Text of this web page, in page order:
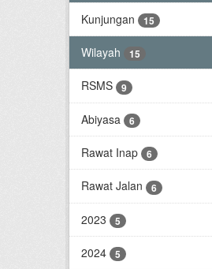
Kunjungan 15
Wilayah 15
RSMS 9
Abiyasa 6
Rawat Inap 6
Rawat Jalan 6
2023 5
2024 5